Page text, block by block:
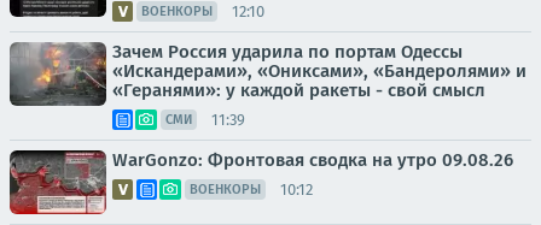
ВОЕНКОРЫ 12:10
Зачем Россия ударила по портам Одессы
«Искандерами», «Ониксами», «Бандеролями» и
«Геранями»: у каждой ракеты - свой смысл
СМИ 11:39
WarGonzo: Фронтовая сводка на утро 09.08.26
ВОЕНКОРЫ 10:12